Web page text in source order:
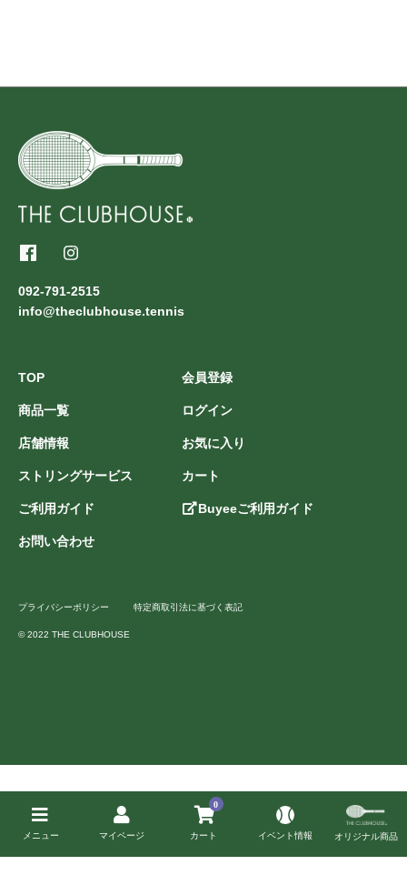
092-791-2515
info@theclubhouse.tennis
TOP
商品一覧
店舗情報
ストリングサービス
ご利用ガイド
お問い合わせ
会員登録
ログイン
お気に入り
カート
Buyeeご利用ガイド
プライバシーポリシー 特定商取引法に基づく表記
© 2022 THE CLUBHOUSE
メニュー マイページ
0
カート イベント情報 オリジナル商品